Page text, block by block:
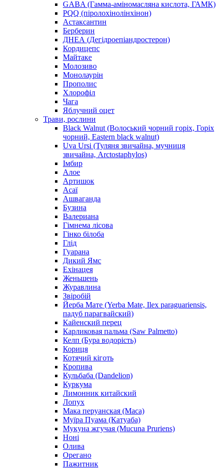
GABA (Гамма-аміномасляна кислота, ГАМК)
PQQ (піролохінолінхінон)
Астаксантин
Берберин
ДНЕА (Дегідроепіандростерон)
Кордицепс
Майтаке
Молозиво
Монолаурін
Прополис
Хлорофіл
Чага
Яблучний оцет
Трави, рослини
Black Walnut (Волоський чорний горіх, Горіх
чорний, Eastern black walnut)
Uva Ursi (Туляня звичайна, мучниця
звичайна, Arctostaphylos)
Імбир
Алое
Артишок
Асаї
Ашваганда
Бузина
Валериана
Гімнема лісова
Гінко білоба
Глід
Гуарана
Дикий Ямс
Ехінацея
Женьшень
Журавлина
Звіробій
Йерба Мате (Yerba Mate, Ilex paraguariensis,
падуб парагвайский)
Кайенский перец
Карликовая пальма (Saw Palmetto)
Келп (Бура водорість)
Кориця
Котячий кіготь
Кропива
Кульбаба (Dandelion)
Куркума
Лимонник китайский
Лопух
Мака перуанская (Maca)
Муїра Пуама (Катуаба)
Мукуна жгучая (Mucuna Pruriens)
Ноні
Олива
Орегано
Пажитник